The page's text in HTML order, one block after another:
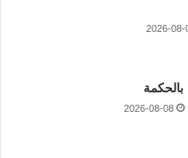
2026-08-
2026-08-08